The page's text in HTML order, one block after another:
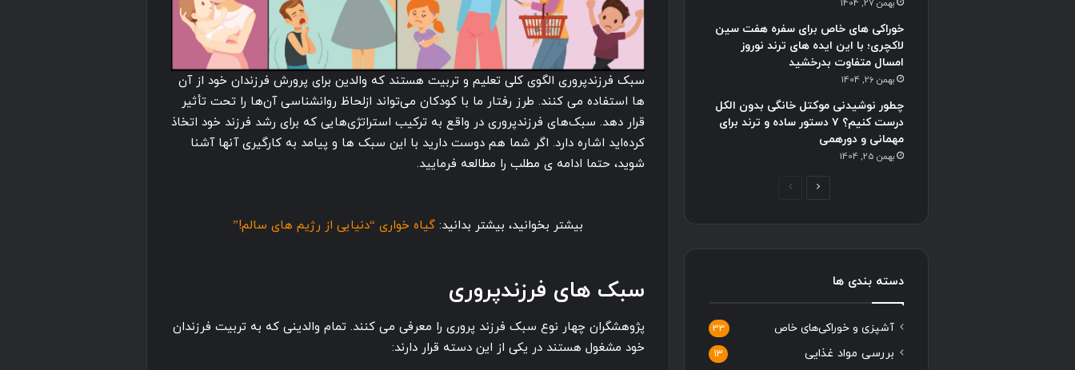
سبک فرزندپروری الگوی کلی تعلیم و تربیت هستند که والدین برای پرورش فرزندان خود از آن
ها استفاده می کنند. طرز رفتار ما با کودکان می‌تواند ازلحاظ روانشناسی آن‌ها را تحت تأثیر
قرار دهد. سبک‌های فرزندپروری در واقع به ترکیب استراتژی‌هایی که برای رشد فرزند خود اتخاذ
کرده‌اید اشاره دارد. اگر شما هم دوست دارید با این سبک ها و پیامد به کارگیری آنها آشنا
شوید، حتما ادامه ی مطلب را مطالعه فرمایید.
بیشتر بخوانید، بیشتر بدانید: گیاه خواری “دنیایی از رژیم های سالم!”
سبک های فرزندپروری
پژوهشگران چهار نوع سبک فرزند پروری را معرفی می ‌کنند. تمام والدینی که به تربیت فرزندان
خود مشغول هستند در یکی از این دسته قرار دارند:
بهمن 27, 1404
خوراکی های خاص برای سفره هفت سین
لاکچری؛ با این ایده های ترند نوروز
امسال متفاوت بدرخشید
بهمن 26, 1404
چطور نوشیدنی موکتل خانگی بدون الکل
درست کنیم؟ ۷ دستور ساده و ترند برای
مهمانی و دورهمی
بهمن 25, 1404
صفحه
صفحه
دسته بندی ها
آشپزی و خوراکی‌های خاص 33
بررسی مواد غذایی 13